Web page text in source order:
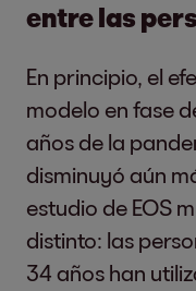
entre las
En principio, el
modelo en fase
años de la
disminuyó aún
estudio de EOS
distinto: las
34 años han